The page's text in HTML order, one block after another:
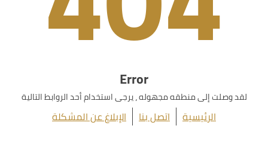
Error
لقد وصلت إلى منطقه مجهوله ، يرجى استخدام أحد الروابط التالية
الرئيسية اتصل بنا الإبلاغ عن المشكلة